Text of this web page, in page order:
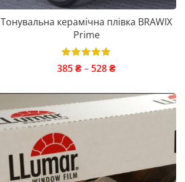
Тонувальна керамічна плівка BRAWIX
Prime
385₴– 528₴